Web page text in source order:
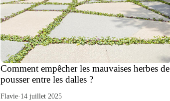
Comment empêcher les mauvaises herbes de
pousser entre les dalles ?
Flavie· 14 juillet 2025